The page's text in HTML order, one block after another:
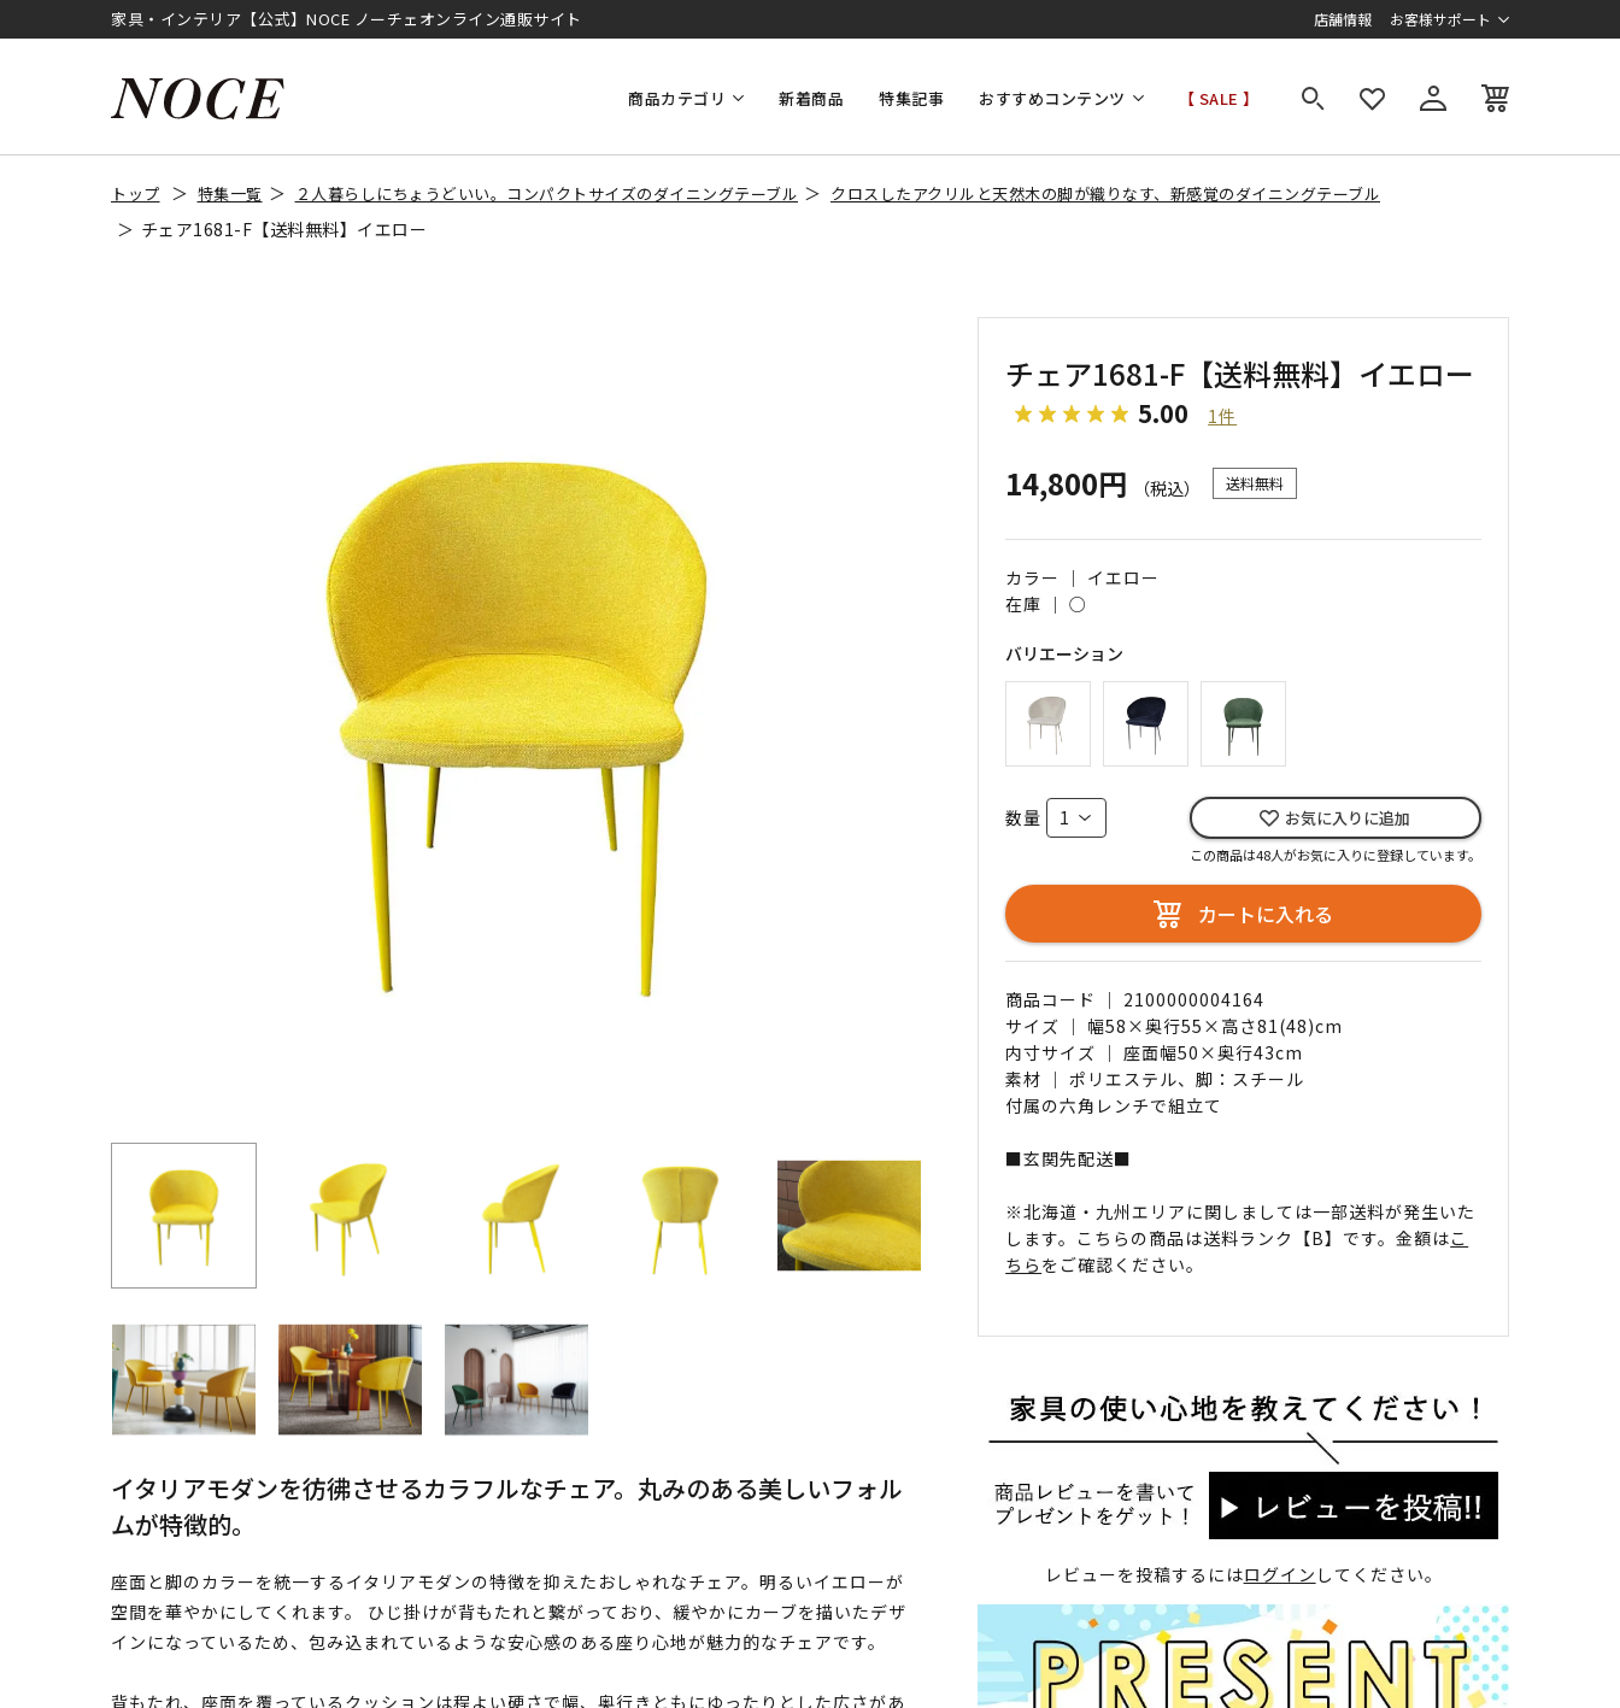
家具・インテリア【公式】NOCE ノーチェオンライン通販サイト 店舗情報 お客様サポート
商品カテゴリ 新着商品 特集記事 おすすめコンテンツ 【 SALE 】
トップ 特集一覧 ２人暮らしにちょうどいい。コンパクトサイズのダイニングテーブル クロスしたアクリルと天然木の脚が織りなす、新感覚のダイニングテーブル
チェア1681-F【送料無料】イエロー
イタリアモダンを彷彿させるカラフルなチェア。丸みのある美しいフォル
ムが特徴的。
座面と脚のカラーを統一するイタリアモダンの特徴を抑えたおしゃれなチェア。明るいイエローが
空間を華やかにしてくれます。 ひじ掛けが背もたれと繋がっており、緩やかにカーブを描いたデザ
インになっているため、包み込まれているような安心感のある座り心地が魅力的なチェアです。
背もたれ、座面を覆っているクッションは程よい硬さで幅、奥行きともにゆったりとした広さがあ
チェア1681-F【送料無料】イエロー
5.00 1件
14,800円 （税込） 送料無料
カラー ｜ イエロー
在庫 ｜○
バリエーション
数量 お気に入りに追加
この商品は48人がお気に入りに登録しています。
カートに入れる
商品コード ｜ 2100000004164
サイズ ｜ 幅58×奥行55×高さ81(48)cm
内寸サイズ ｜ 座面幅50×奥行43cm
素材 ｜ ポリエステル、脚：スチール
付属の六角レンチで組立て
■玄関先配送■
※北海道・九州エリアに関しましては一部送料が発生いた
します。こちらの商品は送料ランク【B】です。金額はこ
ちら をご確認ください。
レビューを投稿するにはログイン してください。